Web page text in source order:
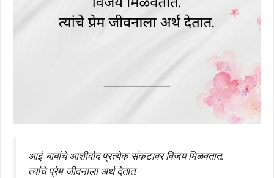
आई-बाबांचे आशीर्वाद प्रत्येक संकटावर विजय मिळवतात.
त्यांचे प्रेम जीवनाला अर्थ देतात.